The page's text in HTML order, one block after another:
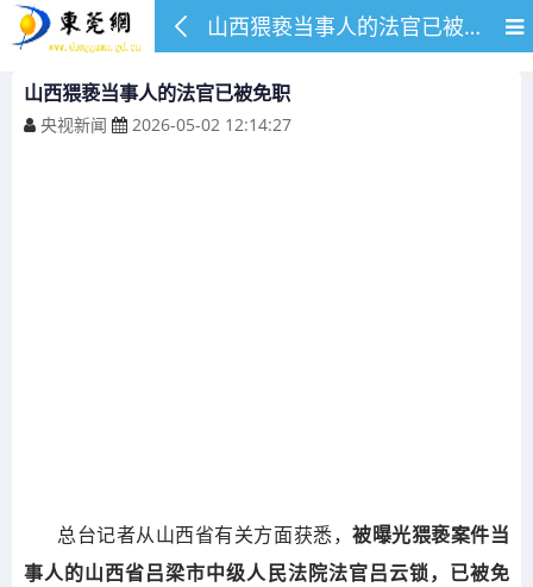
山西猥亵当事人的法官已被免职
山西猥亵当事人的法官已被免职
央视新闻 2026-05-02 12:14:27
总台记者从山西省有关方面获悉，被曝光猥亵案件当
事人的山西省吕梁市中级人民法院法官吕云锁，已被免